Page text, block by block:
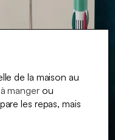
de la maison au
mangerou
les repas, mais
ou entre amis pour
Une